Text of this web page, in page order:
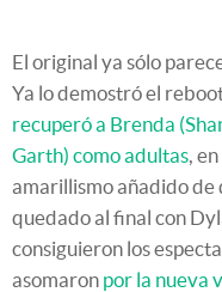
El original ya sólo
Ya lo demostró el
recuperó a Brenda
Garth) como adultas,
amarillismo añadido de
quedado al final con
consiguieron los
asomaron por la nueva